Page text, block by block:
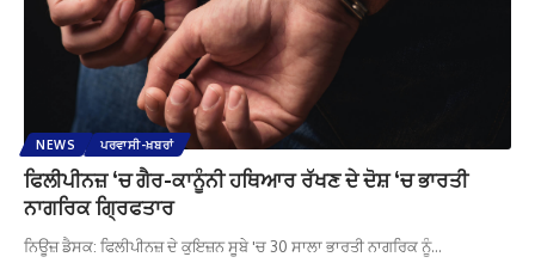
NEWS ਪਰਵਾਸੀ-ਖ਼ਬਰਾਂ
ਫਿਲੀਪੀਨਜ਼ ‘ਚ ਗੈਰ-ਕਾਨੂੰਨੀ ਹਥਿਆਰ ਰੱਖਣ ਦੇ ਦੋਸ਼ ‘ਚ ਭਾਰਤੀ
ਨਾਗਰਿਕ ਗ੍ਰਿਫਤਾਰ
ਨਿਊਜ਼ ਡੈਸਕ: ਫਿਲੀਪੀਨਜ਼ ਦੇ ਕੁਇਜ਼ਨ ਸੂਬੇ 'ਚ 30 ਸਾਲਾ ਭਾਰਤੀ ਨਾਗਰਿਕ ਨੂੰ…